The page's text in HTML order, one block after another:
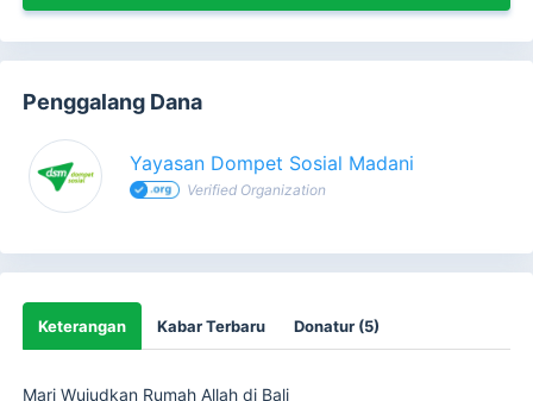
Penggalang Dana
Yayasan Dompet Sosial Madani
Verified Organization
Keterangan Kabar Terbaru Donatur (5)
Mari Wujudkan Rumah Allah di Bali